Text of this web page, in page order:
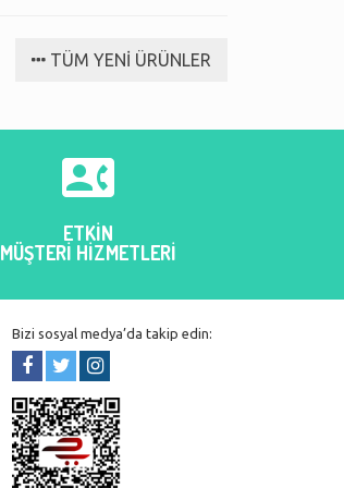
TÜM YENİ ÜRÜNLER

ETKİN
MÜŞTERİ HİZMETLERİ
Bizi sosyal medya’da takip edin: